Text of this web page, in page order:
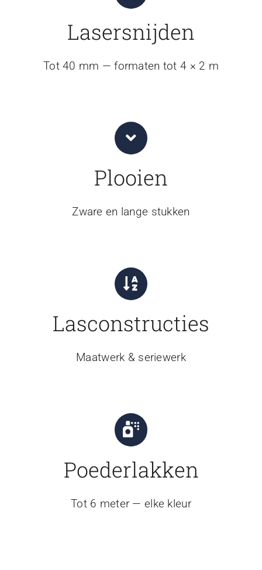
Lasersnijden
Tot 40 mm — formaten tot 4 × 2 m
Plooien
Zware en lange stukken
Lasconstructies
Maatwerk & seriewerk
Poederlakken
Tot 6 meter — elke kleur